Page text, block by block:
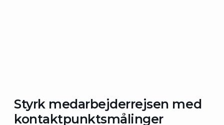
Styrk medarbejderrejsen med
kontaktpunktsmålinger